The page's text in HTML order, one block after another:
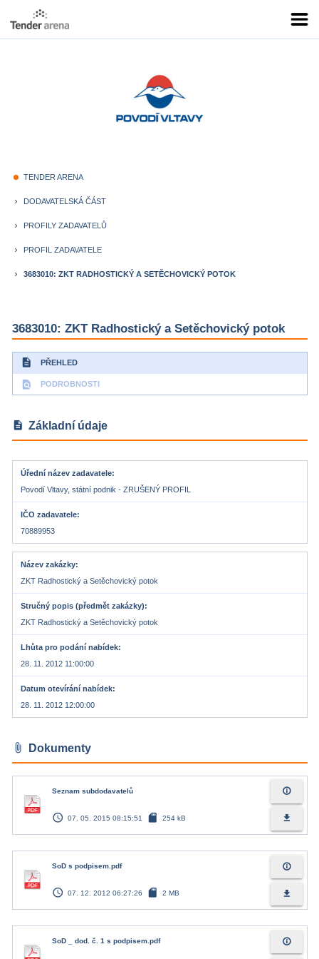
fiber_manual_record TENDER ARENA
keyboard_arrow_right DODAVATELSKÁ ČÁST
keyboard_arrow_right PROFILY ZADAVATELŮ
keyboard_arrow_right PROFIL ZADAVATELE
keyboard_arrow_right 3683010: ZKT RADHOSTICKÝ A SETĚCHOVICKÝ POTOK
3683010: ZKT Radhostický a Setěchovický potok
description PŘEHLED
find_in_page PODROBNOSTI
description Základní údaje
Úřední název zadavatele
Povodí Vltavy, státní podnik - ZRUŠENÝ PROFIL
IČO zadavatele
70889953
Název zakázky
ZKT Radhostický a Setěchovický potok
Stručný popis (předmět zakázky)
ZKT Radhostický a Setěchovický potok
Lhůta pro podání nabídek
28. 11. 2012 11:00:00
Datum otevírání nabídek
28. 11. 2012 12:00:00
attach_file Dokumenty
Seznam subdodavatelů
access_time 07. 05. 2015 08:15:51 sd_card 254 kB
info_outline
file_download
SoD s podpisem.pdf
access_time 07. 12. 2012 06:27:26 sd_card 2 MB
info_outline
file_download
SoD _ dod. č. 1 s podpisem.pdf info_outline